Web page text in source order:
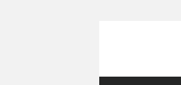
Katowicach